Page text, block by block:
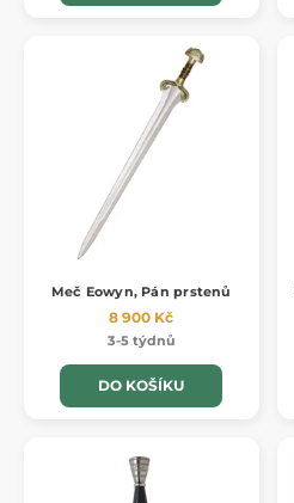
Meč Eowyn, Pán prstenů
8 900 Kč
3-5 týdnů
DO KOŠÍKU